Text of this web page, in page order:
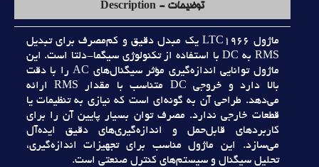
توضیحات - Description
ماژول LTC1966 يک مبدل دقيق و کم‌مصرف براي تبديل
RMS به DC با استفاده از تکنولوژي سيگما-دلتا است. اين
ماژول توانايي اندازه‌گيري مؤثر سيگنال‌هاي AC را با دقت
بالا دارد و خروجي DC متناسب با مقدار RMS ارائه
مي‌دهد. طراحي آن به گونه‌اي است که نيازي به تنظيمات يا
قطعات خارجي ندارد. مصرف توان بسيار پايين آن را براي
کاربردهاي قابل‌حمل و اندازه‌گيري‌هاي دقيق ايده‌آل
مي‌سازد. اين ماژول مناسب براي تجهيزات اندازه‌گيري،
تحليل سيگنال و سيستم‌هاي کنترل صنعتي است.